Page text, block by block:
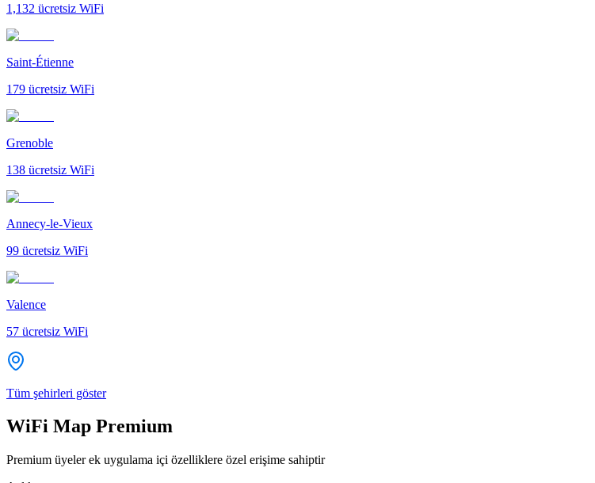
1,132 ücretsiz WiFi
Saint-Étienne
179 ücretsiz WiFi
Grenoble
138 ücretsiz WiFi
Annecy-le-Vieux
99 ücretsiz WiFi
Valence
57 ücretsiz WiFi
Tüm şehirleri göster
WiFi Map Premium
Premium üyeler ek uygulama içi özelliklere özel erişime sahiptir